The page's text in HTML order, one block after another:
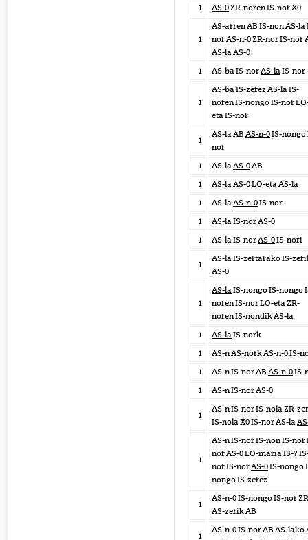
1
AS-0ZR-noren IS-nor X0
1
AS-arren AB IS-non AS-la
nor AS-n-0 ZR-nor IS-nor
AS-laAS-0
1
AS-ba IS-norAS-laIS-nor
1
AS-ba IS-zerez AS-laIS-
noren IS-nongo IS-nor
eta IS-nor
1
AS-la AB AS-n-0IS-nongo
nor
1
AS-laAS-0AB
1
AS-laAS-0LO-eta AS-la
1
AS-laAS-n-0IS-nor
1
AS-la IS-norAS-0
1
AS-la IS-norAS-0IS-nori
1
AS-la IS-zertarako IS-
AS-0
1
AS-laIS-nongo IS-nongo
noren IS-nor LO-eta ZR-
noren IS-nondik AS-la
1
AS-laIS-nork
1
AS-n AS-norkAS-n-0IS-
1
AS-n IS-nor AB AS-n-0IS-
1
AS-n IS-norAS-0
1
AS-n IS-nor IS-nola ZR-
IS-nola X0 IS-nor AS-la
1
AS-n IS-nor IS-non IS-nor
nor AS-0 LO-maria IS-?
nor IS-norAS-0IS-nongo
nongo IS-zerez
1
AS-n-0 IS-nongo IS-nor ZR
AS-zerikAB
1
AS-n-0 IS-nor AB AS-lako